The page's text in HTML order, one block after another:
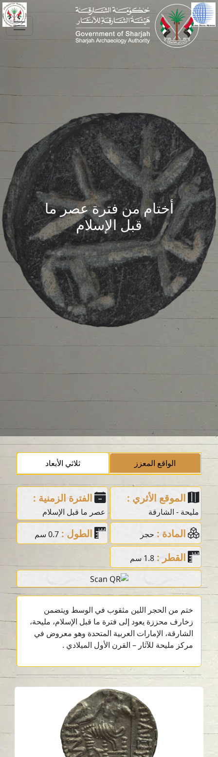
Skip to main
أختام من فترة عصر ما
قبل الإسلام
الواقع المعزز ثلاثي الأبعاد
الموقع الأثري :
مليحة - الشارقة
الفترة الزمنية :
عصر ما قبل الإسلام
المادة : حجر الطول : 0.7 سم
القطر : 1.8 سم
ختم من الحجر اللين مثقوب في الوسط ويتضمن
زخارف محززة يعود إلى فترة ما قبل الإسلام، مليحة،
الشارقة، الإمارات العربية المتحدة وهو معروض في
مركز مليحة للآثار – القرن الأول الميلادي .